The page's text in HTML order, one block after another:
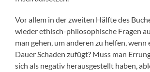
Vor allem in der zweiten Hälfte des
wieder ethisch-philosophische Fragen
man gehen, um anderen zu helfen, wenn
Dauer Schaden zufügt? Muss man
sich als negativ herausgestellt haben,